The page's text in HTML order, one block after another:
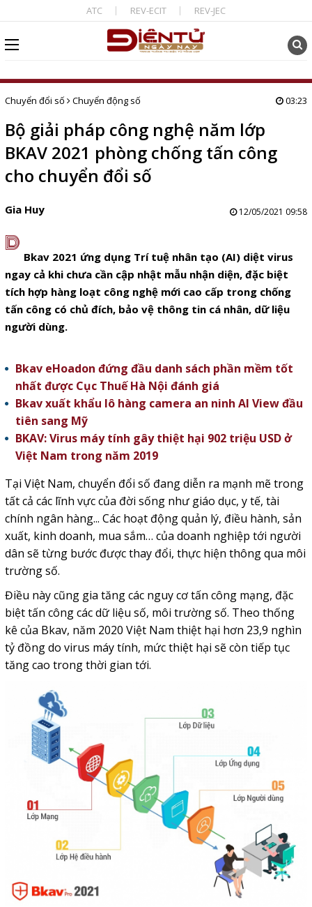
ATC REV-ECIT REV-JEC
Chuyển đổi số Chuyển động số 03:23
Bộ giải pháp công nghệ năm lớp
BKAV 2021 phòng chống tấn công
cho chuyển đổi số
Gia Huy 12/05/2021 09:58
D Bkav 2021 ứng dụng Trí tuệ nhân tạo (AI) diệt virus
ngay cả khi chưa cần cập nhật mẫu nhận diện, đặc biệt
tích hợp hàng loạt công nghệ mới cao cấp trong chống
tấn công có chủ đích, bảo vệ thông tin cá nhân, dữ liệu
người dùng.
Bkav eHoadon đứng đầu danh sách phần mềm tốt
nhất được Cục Thuế Hà Nội đánh giá
Bkav xuất khẩu lô hàng camera an ninh AI View đầu
tiên sang Mỹ
BKAV: Virus máy tính gây thiệt hại 902 triệu USD ở
Việt Nam trong năm 2019
Tại Việt Nam, chuyển đổi số đang diễn ra mạnh mẽ trong
tất cả các lĩnh vực của đời sống như giáo dục, y tế, tài
chính ngân hàng... Các hoạt động quản lý, điều hành, sản
xuất, kinh doanh, mua sắm… của doanh nghiệp tới người
dân sẽ từng bước được thay đổi, thực hiện thông qua môi
trường số.
Điều này cũng gia tăng các nguy cơ tấn công mạng, đặc
biệt tấn công các dữ liệu số, môi trường số. Theo thống
kê của Bkav, năm 2020 Việt Nam thiệt hại hơn 23,9 nghìn
tỷ đồng do virus máy tính, mức thiệt hại sẽ còn tiếp tục
tăng cao trong thời gian tới.